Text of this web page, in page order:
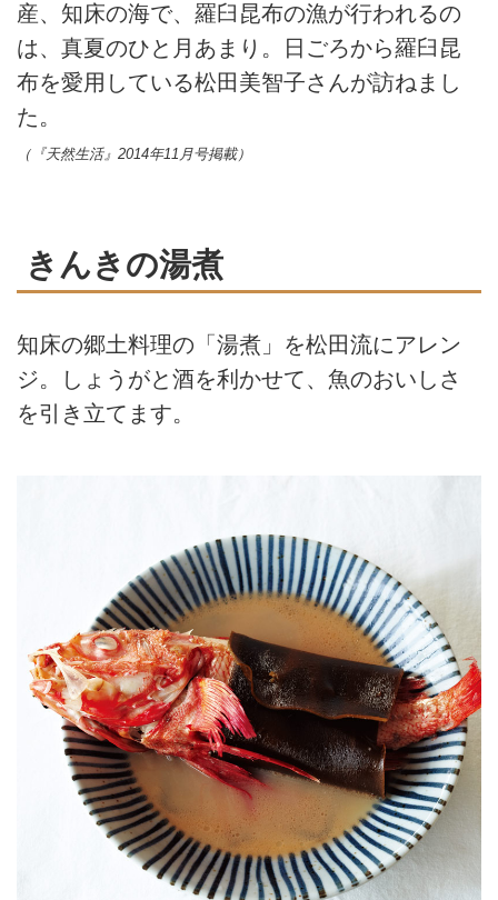
産、知床の海で、羅臼昆布の漁が行われるの
は、真夏のひと月あまり。日ごろから羅臼昆
布を愛用している松田美智子さんが訪ねまし
た。
（『天然生活』2014年11月号掲載）
きんきの湯煮
知床の郷土料理の「湯煮」を松田流にアレン
ジ。しょうがと酒を利かせて、魚のおいしさ
を引き立てます。